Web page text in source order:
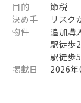
目的
節税
決め手
リスク
物件
追加購
駅徒歩
駅徒歩
掲載日
2026